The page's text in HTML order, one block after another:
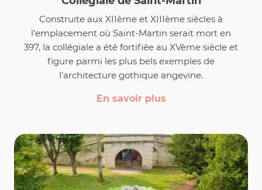
Construite aux XIIème et XIIIème siècles à
l'emplacement où Saint-Martin serait mort en
397, la collégiale a été fortifiée au XVème siècle et
figure parmi les plus bels exemples de
l'architecture gothique angevine.
En savoir plus